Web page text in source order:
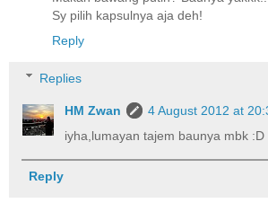
Sy pilih kapsulnya aja deh!
Reply
Replies
HM Zwan
4 August 2012 at
iyha,lumayan tajem baunya mbk :D
Reply